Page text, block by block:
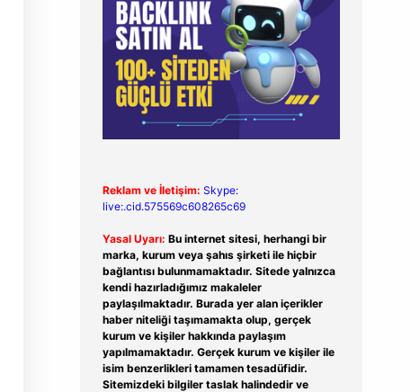
Reklam ve İletişim: Skype:
live:.cid.575569c608265c69
Yasal Uyarı: Bu internet sitesi, herhangi bir
marka, kurum veya şahıs şirketi ile hiçbir
bağlantısı bulunmamaktadır. Sitede yalnızca
kendi hazırladığımız makaleler
paylaşılmaktadır. Burada yer alan içerikler
haber niteliği taşımamakta olup, gerçek
kurum ve kişiler hakkında paylaşım
yapılmamaktadır. Gerçek kurum ve kişiler ile
isim benzerlikleri tamamen tesadüfidir.
Sitemizdeki bilgiler taslak halindedir ve